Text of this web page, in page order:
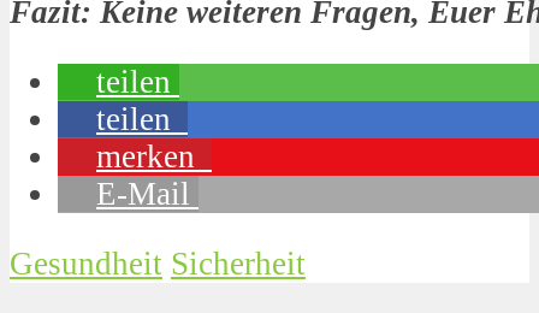
Fazit: Keine weiteren Fragen, Euer
teilen
teilen
merken
E-Mail
Gesundheit Sicherheit